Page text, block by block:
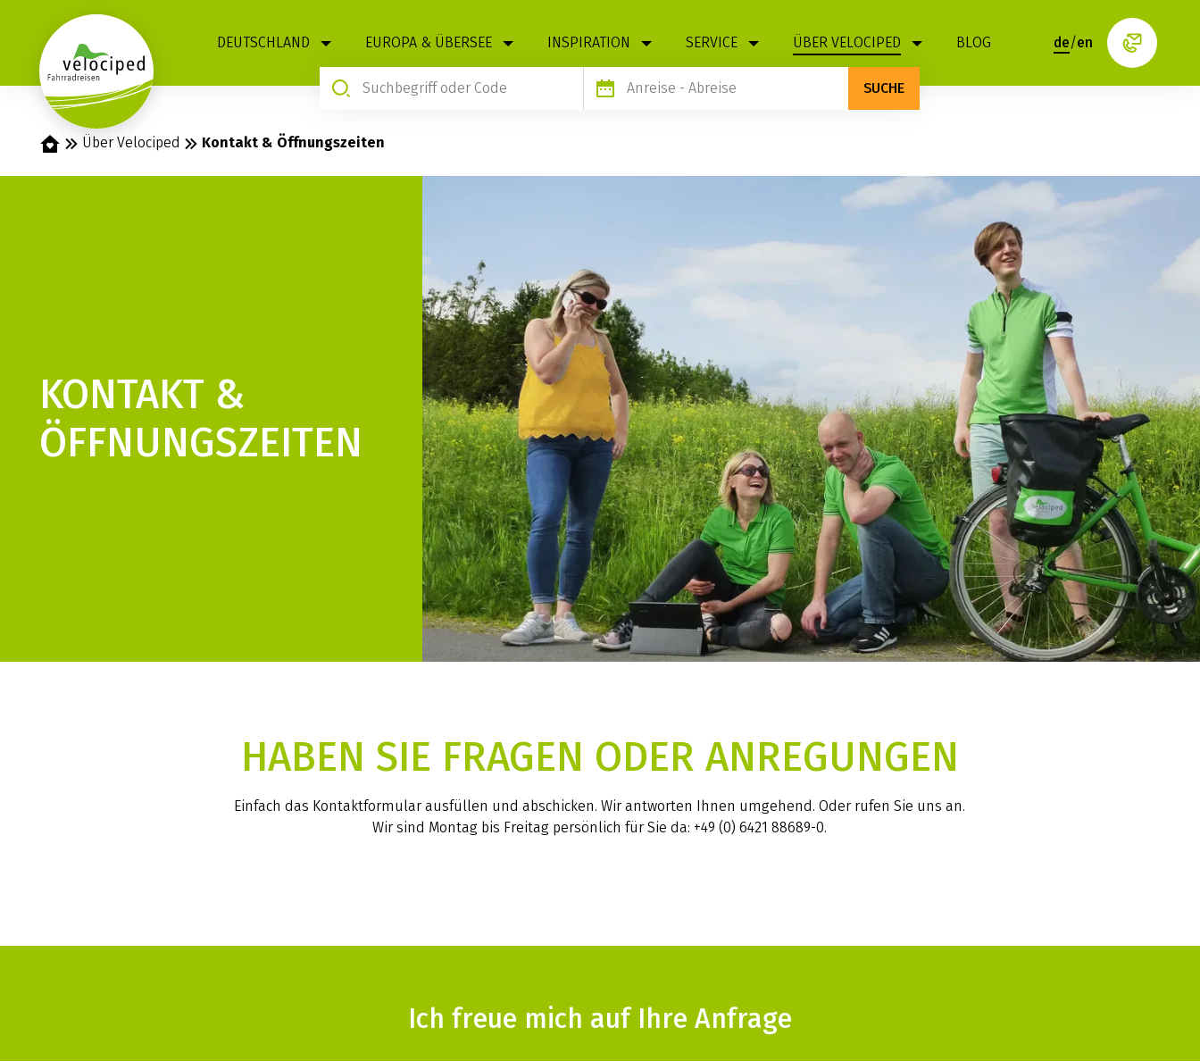
DEUTSCHLAND EUROPA & ÜBERSEE INSPIRATION SERVICE ÜBER VELOCIPED BLOG
Anreise - Abreise SUCHE
de/en
StartseiteÜber Velociped Kontakt & Öffnungszeiten
KONTAKT &
ÖFFNUNGS­ZEITEN
HABEN SIE FRAGEN ODER ANREGUNGEN
Einfach das Kontaktformular ausfüllen und abschicken. Wir antworten Ihnen umgehend. Oder rufen Sie uns an.
Wir sind Montag bis Freitag persönlich für Sie da: +49 (0) 6421 88689-0.
Ich freue mich auf Ihre Anfrage